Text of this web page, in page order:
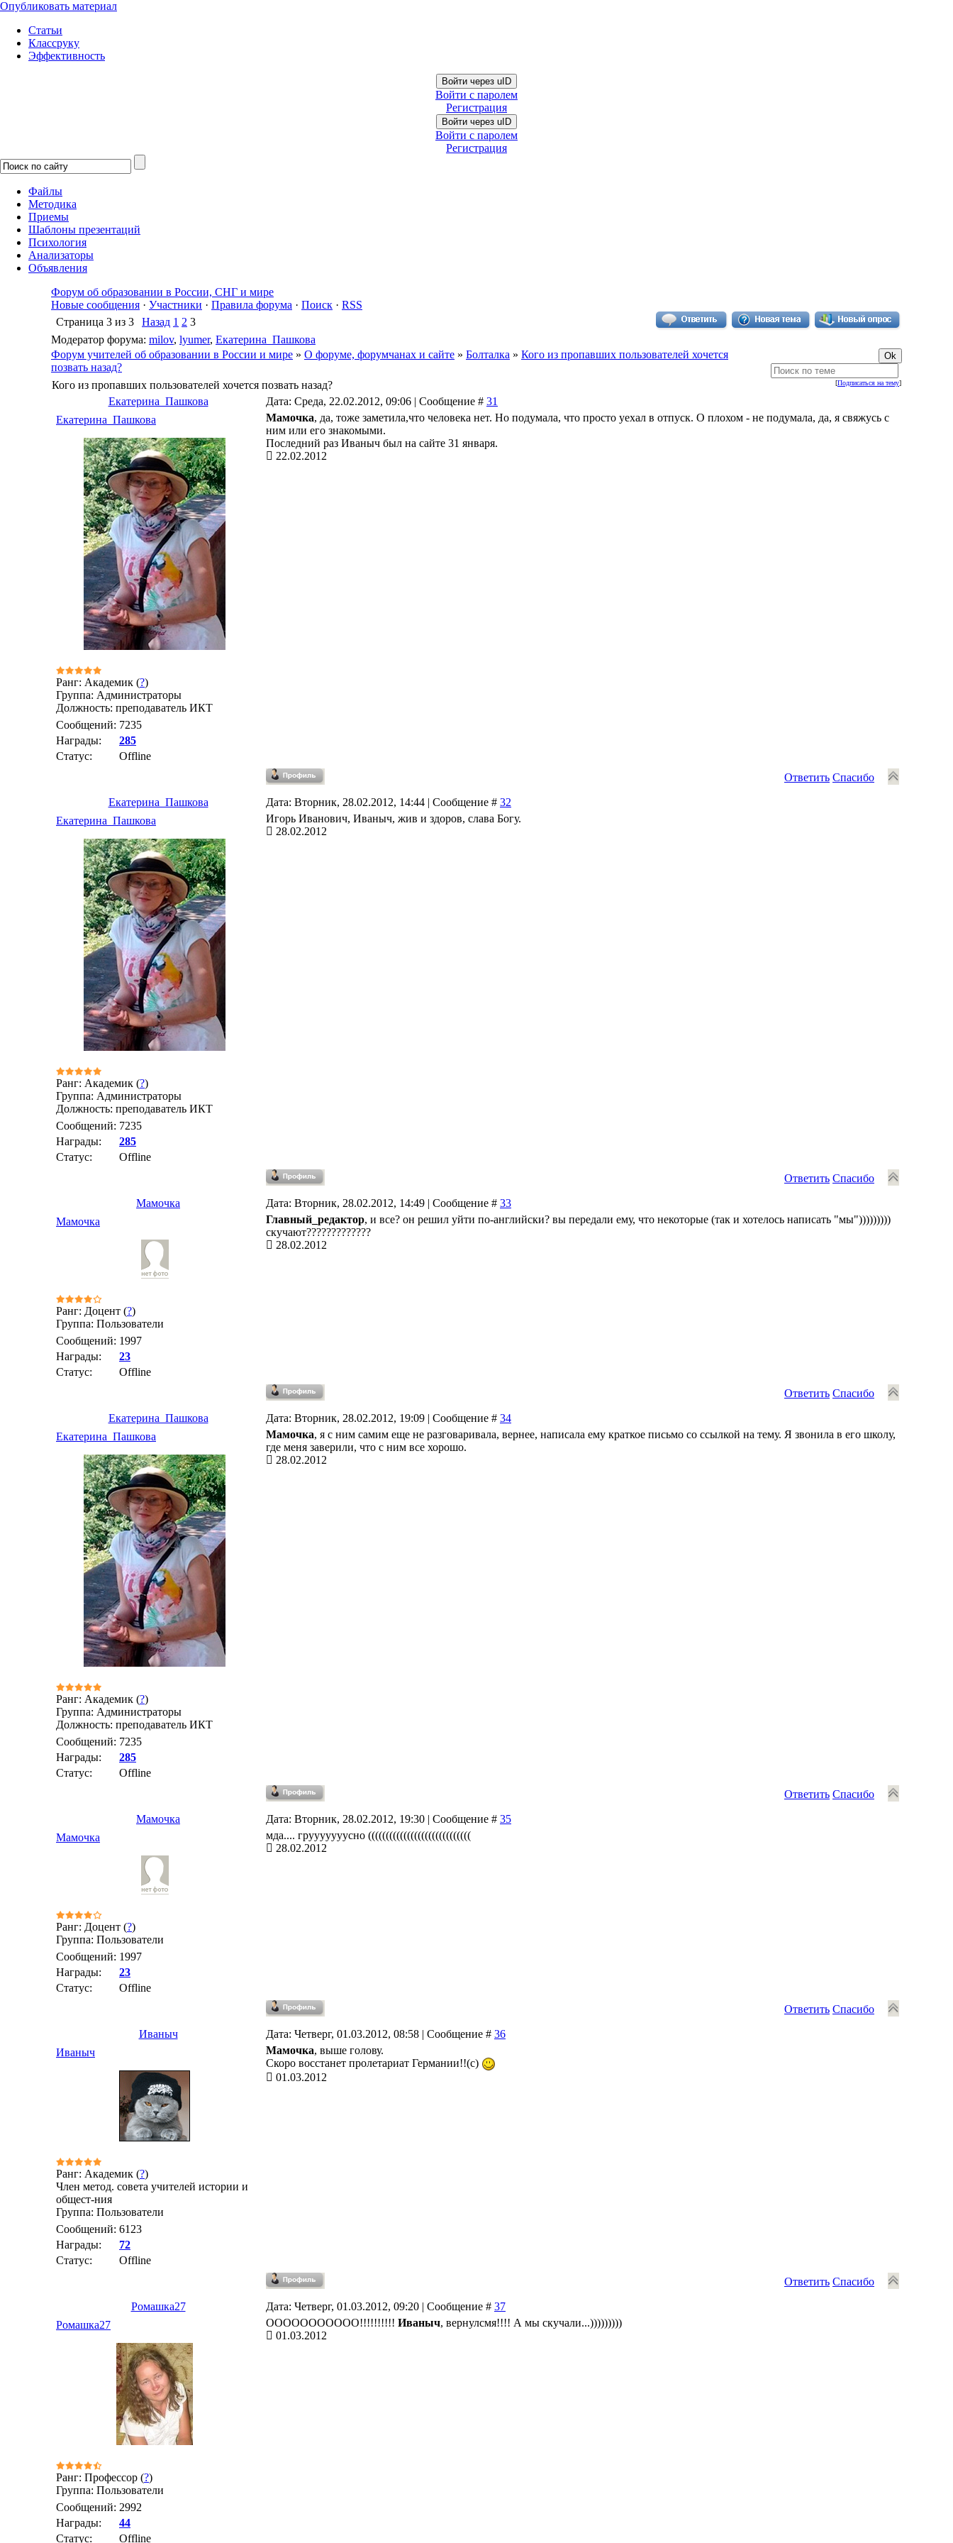
Опубликовать материал
Статьи
Классруку
Эффективность
Войти через uID
Войти с паролем
Регистрация
Войти через uID
Войти с паролем
Регистрация
Файлы
Методика
Приемы
Шаблоны презентаций
Психология
Анализаторы
Объявления
Форум об образовании в России, СНГ и мире
Новые сообщения · Участники · Правила форума · Поиск · RSS
Страница 3 из 3 Назад 1 2 3
Модератор форума: milov, lyumer, Екатерина_Пашкова
Форум учителей об образовании в России и мире » О форуме, форумчанах и сайте » Болталка » Кого из пропавших пользователей хочется
позвать назад?
[Подписаться на тему]
Кого из пропавших пользователей хочется позвать назад?
Екатерина_Пашкова
Дата: Среда, 22.02.2012, 09:06 | Сообщение # 31
Екатерина_Пашкова
Ранг: Академик (?)
Группа: Администраторы
Должность: преподаватель ИКТ
Сообщений: 7235
Награды:
285
Статус:
Offline
Мамочка, да, тоже заметила,что человека нет. Но подумала, что просто уехал в отпуск. О плохом - не подумала, да, я свяжусь с
ним или его знакомыми.
Последний раз Иваныч был на сайте 31 января.
22.02.2012
Ответить Спасибо
Екатерина_Пашкова Дата: Вторник, 28.02.2012, 14:44 | Сообщение # 32
Екатерина_Пашкова
Ранг: Академик (?)
Группа: Администраторы
Должность: преподаватель ИКТ
Сообщений: 7235
Награды:
285
Статус:
Offline
Игорь Иванович, Иваныч, жив и здоров, слава Богу.
28.02.2012
Ответить Спасибо
Мамочка Дата: Вторник, 28.02.2012, 14:49 | Сообщение # 33
Мамочка
Ранг: Доцент (?)
Группа: Пользователи
Сообщений: 1997
Награды:
23
Статус:
Offline
Главный_редактор, и все? он решил уйти по-английски? вы передали ему, что некоторые (так и хотелось написать "мы")))))))))
скучают?????????????
28.02.2012
Ответить Спасибо
Екатерина_Пашкова Дата: Вторник, 28.02.2012, 19:09 | Сообщение # 34
Екатерина_Пашкова
Ранг: Академик (?)
Группа: Администраторы
Должность: преподаватель ИКТ
Сообщений: 7235
Награды:
285
Статус:
Offline
Мамочка, я с ним самим еще не разговаривала, вернее, написала ему краткое письмо со ссылкой на тему. Я звонила в его школу,
где меня заверили, что с ним все хорошо.
28.02.2012
Ответить Спасибо
Мамочка Дата: Вторник, 28.02.2012, 19:30 | Сообщение # 35
Мамочка
Ранг: Доцент (?)
Группа: Пользователи
Сообщений: 1997
Награды:
23
Статус:
Offline
мда.... грууууууусно (((((((((((((((((((((((((((((
28.02.2012
Ответить Спасибо
Иваныч Дата: Четверг, 01.03.2012, 08:58 | Сообщение # 36
Иваныч
Ранг: Академик (?)
Член метод. совета учителей истории и
общест-ния
Группа: Пользователи
Сообщений: 6123
Награды:
72
Статус:
Offline
Мамочка, выше голову.
Скоро восстанет пролетариат Германии!!(с)
01.03.2012
Ответить Спасибо
Ромашка27 Дата: Четверг, 01.03.2012, 09:20 | Сообщение # 37
Ромашка27
Ранг: Профессор (?)
Группа: Пользователи
Сообщений: 2992
Награды:
44
Статус:
Offline
ООООООООООО!!!!!!!!!! Иваныч, вернулсмя!!!! А мы скучали...)))))))))
01.03.2012